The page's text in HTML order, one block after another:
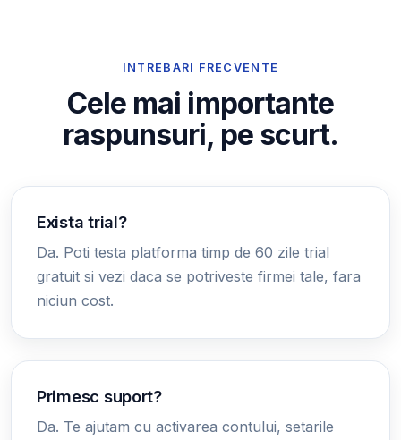
INTREBARI FRECVENTE
Cele mai importante
raspunsuri, pe scurt.
Exista trial?
Da. Poti testa platforma timp de 60 zile trial
gratuit si vezi daca se potriveste firmei tale, fara
niciun cost.
Primesc suport?
Da. Te ajutam cu activarea contului, setarile